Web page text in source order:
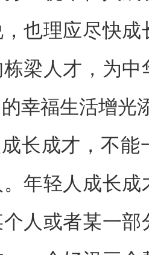
也理应尽快
梁人才，为
幸福生活增光
长成才，不能
年轻人成长
人或者某一